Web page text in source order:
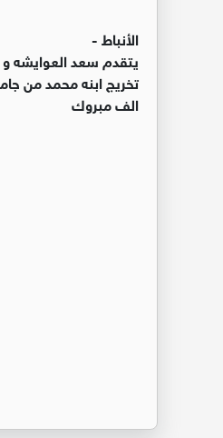
الأنباط -
يتقدم سعد العوايشه و
تخريج ابنه محمد من
الف مبروك